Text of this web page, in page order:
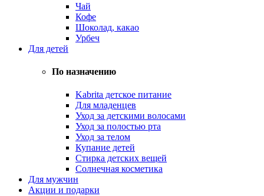
Чай
Кофе
Шоколад, какао
Урбеч
Для детей
По назначению
Kabrita детское питание
Для младенцев
Уход за детскими волосами
Уход за полостью рта
Уход за телом
Купание детей
Стирка детских вещей
Солнечная косметика
Для мужчин
Акции и подарки